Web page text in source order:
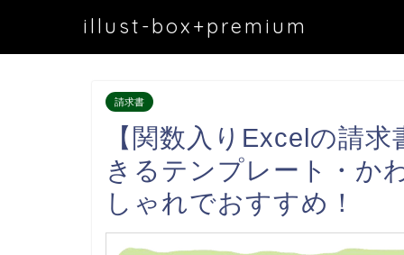
illust-box+premium
請求書
【関数入りExcelの請
きるテンプレート・か
しゃれでおすすめ！